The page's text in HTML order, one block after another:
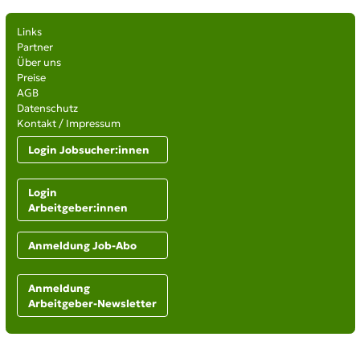
Links
Partner
Über uns
Preise
AGB
Datenschutz
Kontakt / Impressum
Login Jobsucher:innen
Login
Arbeitgeber:innen
Anmeldung Job-Abo
Anmeldung
Arbeitgeber-Newsletter